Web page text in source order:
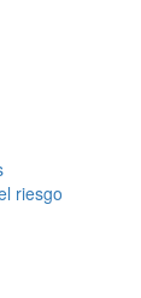
riesgo